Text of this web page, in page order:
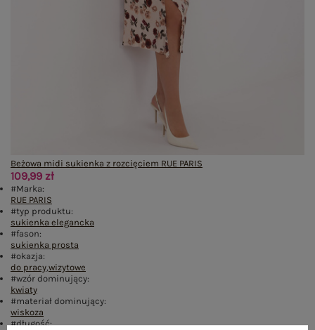
Beżowa midi sukienka z rozcięciem RUE PARIS
109,99 zł
#Marka:
RUE PARIS
#typ produktu:
sukienka elegancka
#fason:
sukienka prosta
#okazja:
do pracy,wizytowe
#wzór dominujący:
kwiaty
#materiał dominujący:
wiskoza
#długość: